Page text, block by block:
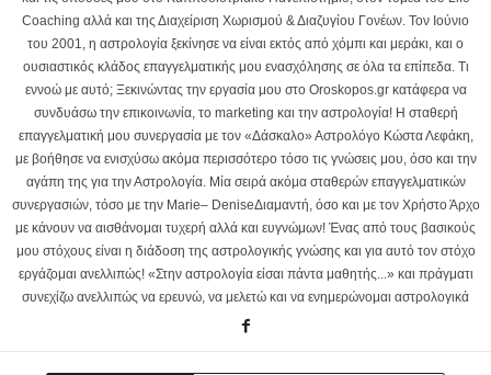
Coaching αλλά και της Διαχείριση Χωρισμού & Διαζυγίου Γονέων. Τον Ιούνιο
του 2001, η αστρολογία ξεκίνησε να είναι εκτός από χόμπι και μεράκι, και ο
ουσιαστικός κλάδος επαγγελματικής μου ενασχόλησης σε όλα τα επίπεδα. Τι
εννοώ με αυτό; Ξεκινώντας την εργασία μου στο Oroskopos.gr κατάφερα να
συνδυάσω την επικοινωνία, το marketing και την αστρολογία! Η σταθερή
επαγγελματική μου συνεργασία με τον «Δάσκαλο» Αστρολόγο Κώστα Λεφάκη,
με βοήθησε να ενισχύσω ακόμα περισσότερο τόσο τις γνώσεις μου, όσο και την
αγάπη της για την Αστρολογία. Μία σειρά ακόμα σταθερών επαγγελματικών
συνεργασιών, τόσο με την Marie– DeniseΔιαμαντή, όσο και με τον Χρήστο Άρχο
με κάνουν να αισθάνομαι τυχερή αλλά και ευγνώμων! Ένας από τους βασικούς
μου στόχους είναι η διάδοση της αστρολογικής γνώσης και για αυτό τον στόχο
εργάζομαι ανελλιπώς! «Στην αστρολογία είσαι πάντα μαθητής...» και πράγματι
συνεχίζω ανελλιπώς να ερευνώ, να μελετώ και να ενημερώνομαι αστρολογικά